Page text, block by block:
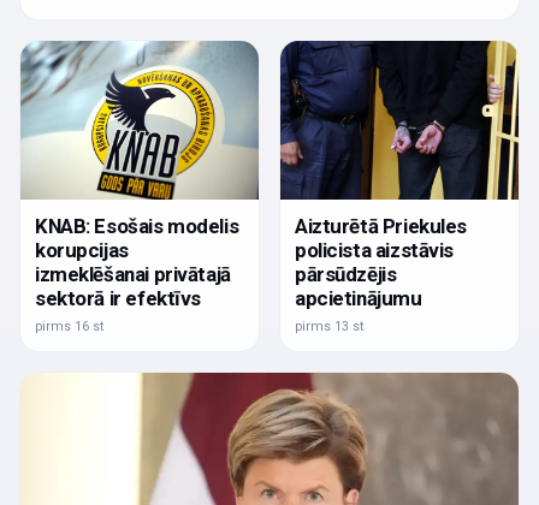
KNAB: Esošais modelis
korupcijas
izmeklēšanai privātajā
sektorā ir efektīvs
pirms 16 st
Aizturētā Priekules
policista aizstāvis
pārsūdzējis
apcietinājumu
pirms 13 st